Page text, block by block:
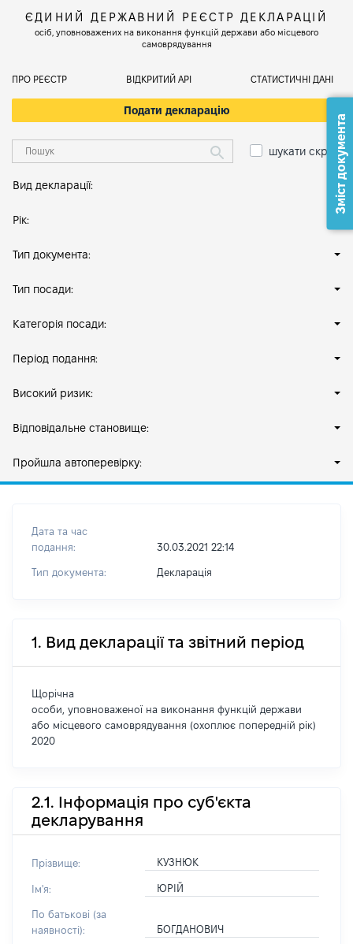
ЄДИНИЙ ДЕРЖАВНИЙ РЕЄСТР ДЕКЛАРАЦІЙ
осіб, уповноважених на виконання функцій держави або місцевого
самоврядування
ПРО РЕЄСТР ВІДКРИТИЙ АРІ СТАТИСТИЧНІ ДАНІ
Подати декларацію
шукати скрізь
Вид декларації:
Рік:
Тип документа:
Тип посади:
Категорія посади:
Період подання:
Високий ризик:
Відповідальне становище:
Пройшла автоперевірку:
Дата та час
подання:
30.03.2021 22:14
Тип документа: Декларація
1. Вид декларації та звітний період
Щорічна
особи, уповноваженої на виконання функцій держави
або місцевого самоврядування (охоплює попередній рік)
2020
2.1. Інформація про суб'єкта
декларування
Прізвище: КУЗНЮК
Ім'я: ЮРІЙ
По батькові (за
наявності):
БОГДАНОВИЧ
Зміст документа